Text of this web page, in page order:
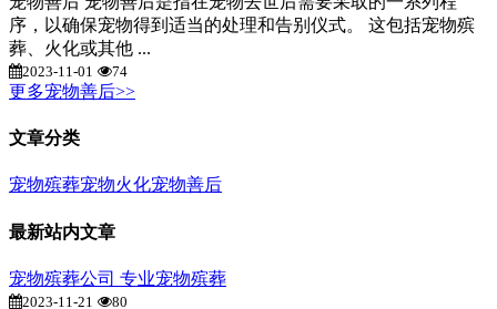
序，以确保宠物得到适当的处理和告别仪式。 这包括宠物殡
葬、火化或其他 ...
2023-11-01 74
更多宠物善后>>
文章分类
宠物殡葬宠物火化宠物善后
最新站内文章
宠物殡葬公司 专业宠物殡葬
2023-11-21 80